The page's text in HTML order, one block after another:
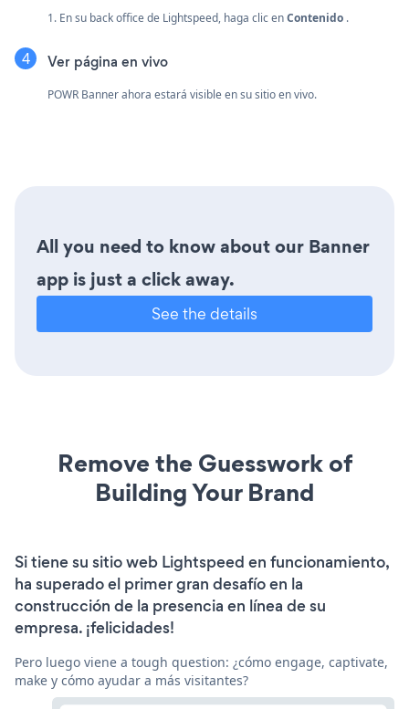
1. En su back office de Lightspeed, haga clic enContenido .
Ver página en vivo
POWR Banner ahora estará visible en su sitio en vivo.
All you need to know about our Banner
app is just a click away.
See the details
Remove the Guesswork of
Building Your Brand
Si tiene su sitio web Lightspeed en funcionamiento,
ha superado el primer gran desafío en la
construcción de la presencia en línea de su
empresa. ¡felicidades!
Pero luego viene a tough question: ¿cómo engage, captivate,
make y cómo ayudar a más visitantes?